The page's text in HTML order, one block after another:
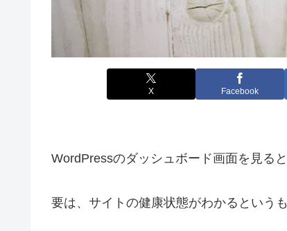
X Facebook
WordPressのダッシュボード画面を見る
要は、サイトの健康状態がわかるという